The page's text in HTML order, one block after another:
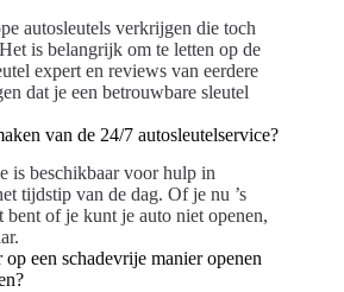
autosleutels verkrijgen die toch
is belangrijk om te letten op de
expert en reviews van eerdere
dat je een betrouwbare sleutel
van de 24/7 autosleutelservice?
is beschikbaar voor hulp in
tijdstip van de dag. Of je nu ’s
of je kunt je auto niet openen,
een schadevrije manier openen